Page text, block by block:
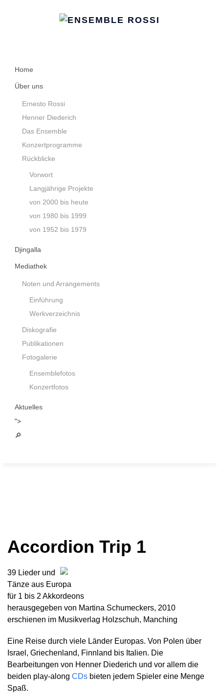
Home
Über uns
Ernesto Rossi
Henner Diederich
Das Ensemble
Konzertprogramme
Rückblicke
Vorwort
Langjährige Projekte
von 2000 bis heute
von 1980 bis 1999
von 1952 bis 1979
Djingalla
Mediathek
Noten und Arrangements
Einführung
Werkverzeichnis
Diskografie
Publikationen
Fotogalerie
Ensemblefotos
Konzertfotos
Aktuelles
">
🔎
Accordion Trip 1
39 Lieder und
Tänze aus Europa
für 1 bis 2 Akkordeons
herausgegeben von Martina Schumeckers, 2010
erschienen im Musikverlag Holzschuh, Manching
Eine Reise durch viele Länder Europas. Von Polen über
Israel, Griechenland, Finnland bis Italien. Die
Bearbeitungen von Henner Diederich und vor allem die
beiden play-along CDs bieten jedem Spieler eine Menge
Spaß.